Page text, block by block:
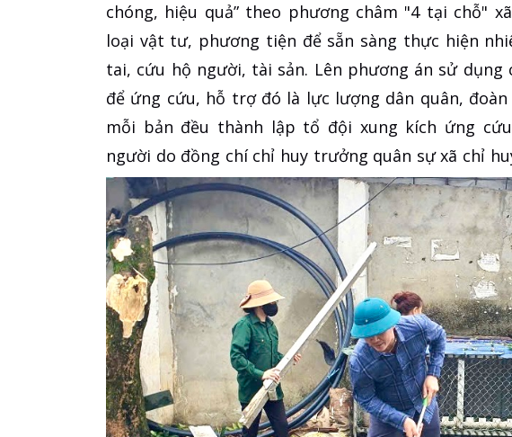
chóng, hiệu quả” theo phương châm "4 tại chỗ"
loại vật tư, phương tiện để sẵn sàng thực hiện
tai, cứu hộ người, tài sản. Lên phương án sử
để ứng cứu, hỗ trợ đó là lực lượng dân quân,
mỗi bản đều thành lập tổ đội xung kích ứng
người do đồng chí chỉ huy trưởng quân sự xã chỉ